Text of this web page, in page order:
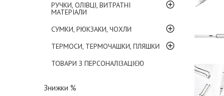
РУЧКИ, ОЛІВЦІ, ВИТРАТНІ
МАТЕРІАЛИ
СУМКИ, РЮКЗАКИ, ЧОХЛИ
ТЕРМОСИ, ТЕРМОЧАШКИ, ПЛЯШКИ
ТОВАРИ З ПЕРСОНАЛІЗАЦІЄЮ
Знижки %